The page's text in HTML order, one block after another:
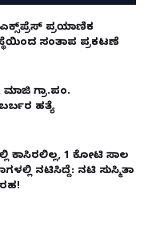
ಪ್ರಯಾಣಿಕ
ಸಂತಾಪ ಪ್ರಕಟಣೆ
ಗ್ರಾ.ಪಂ.
ಹತ್ಯೆ
ಕಾಸಿರಲಿಲ್ಲ, ₹1 ಕೋಟಿ ಸಾಲ
ನಟಿಸಿದ್ದೆ: ನಟಿ ಸುಸ್ಮಿತಾ